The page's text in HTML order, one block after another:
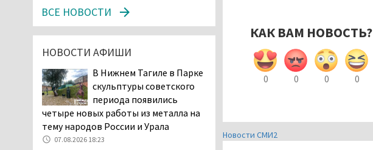
КАК ВАМ НОВОСТЬ?
0 0 0 0
Новости СМИ2
В Детской городской
больнице № 3 Нижнего
Тагила опровергли
заявили, что их дочь в палате
покусала бельевая вошь
06.08.2026 13:02
В Нижнем Тагиле на три
дня запретят
ВСЕ НОВОСТИ
НОВОСТИ АФИШИ
В Нижнем Тагиле в Парке
скульптуры советского
периода появились
четыре новых работы из металла на
тему народов России и Урала
07.08.2026 18:23